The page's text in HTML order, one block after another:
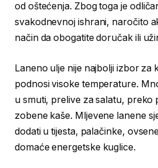
od oštećenja. Zbog toga je
svakodnevnoj ishrani, naročito
način da obogatite doručak ili
Laneno ulje nije najbolji izbor za
podnosi visoke temperature.
u smuti, prelive za salatu, preko
zobene kaše. Mljevene lanene
dodati u tijesta, palačinke,
domaće energetske kuglice.